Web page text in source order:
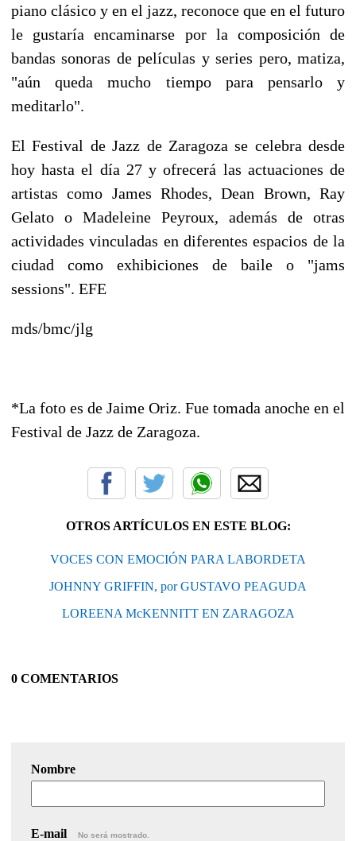
piano clásico y en el jazz, reconoce que en el futuro
le gustaría encaminarse por la composición de
bandas sonoras de películas y series pero, matiza,
"aún queda mucho tiempo para pensarlo y
meditarlo".
El Festival de Jazz de Zaragoza se celebra desde
hoy hasta el día 27 y ofrecerá las actuaciones de
artistas como James Rhodes, Dean Brown, Ray
Gelato o Madeleine Peyroux, además de otras
actividades vinculadas en diferentes espacios de la
ciudad como exhibiciones de baile o "jams
sessions". EFE
mds/bmc/jlg
*La foto es de Jaime Oriz. Fue tomada anoche en el
Festival de Jazz de Zaragoza.
OTROS ARTÍCULOS EN ESTE BLOG:
VOCES CON EMOCIÓN PARA LABORDETA
JOHNNY GRIFFIN, por GUSTAVO PEAGUDA
LOREENA McKENNITT EN ZARAGOZA
0 COMENTARIOS
Nombre
E-mail No será mostrado.